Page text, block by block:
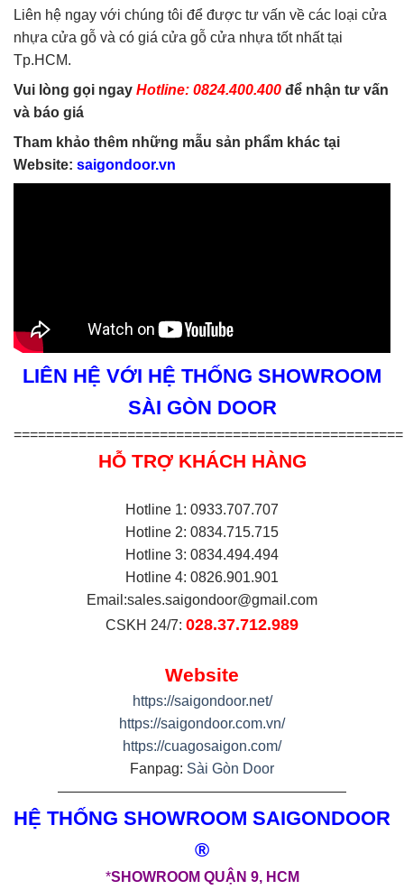
Liên hệ ngay với chúng tôi để được tư vấn về các loại cửa
nhựa cửa gỗ và có giá cửa gỗ cửa nhựa tốt nhất tại
Tp.HCM.
Vui lòng gọi ngay Hotline: 0824.400.400 để nhận tư vấn
và báo giá
Tham khảo thêm những mẫu sản phẩm khác tại
Website: saigondoor.vn
LIÊN HỆ VỚI HỆ THỐNG SHOWROOM
SÀI GÒN DOOR
================================================
HỖ TRỢ KHÁCH HÀNG
Hotline 1: 0933.707.707
Hotline 2: 0834.715.715
Hotline 3: 0834.494.494
Hotline 4: 0826.901.901
Email:sales.saigondoor@gmail.com
CSKH 24/7: 028.37.712.989
Website
https://saigondoor.net/
https://saigondoor.com.vn/
https://cuagosaigon.com/
Fanpag: Sài Gòn Door
————————————————————
HỆ THỐNG SHOWROOM SAIGONDOOR
®
*SHOWROOM QUẬN 9, HCM